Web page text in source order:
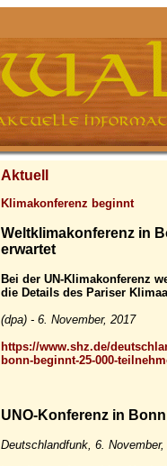
Aktuell
Klimakonferenz beginnt
Weltklimakonferenz in
erwartet
Bei der UN-Klimakonferenz
die Details des Pariser
(dpa) - 6. November, 2017
https://www.shz.de/
bonn-beginnt-25-000-
UNO-Konferenz in
Deutschlandfunk, 6. November,